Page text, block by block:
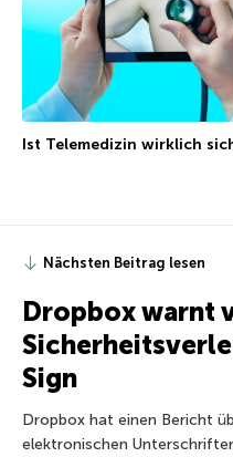
Ist Telemedizin wirklich
Nächsten Beitrag lesen
Dropbox warnt
Sign
Dropbox hat einen Bericht
elektronischen